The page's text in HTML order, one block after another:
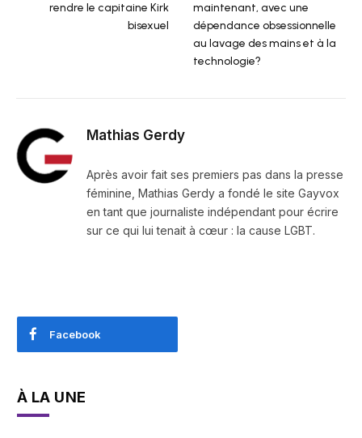
rendre le capitaine Kirk
bisexuel
maintenant, avec une
dépendance obsessionnelle
au lavage des mains et à la
technologie?
Mathias Gerdy
Après avoir fait ses premiers pas dans la presse
féminine, Mathias Gerdy a fondé le site Gayvox
en tant que journaliste indépendant pour écrire
sur ce qui lui tenait à cœur : la cause LGBT.
Facebook
À LA UNE